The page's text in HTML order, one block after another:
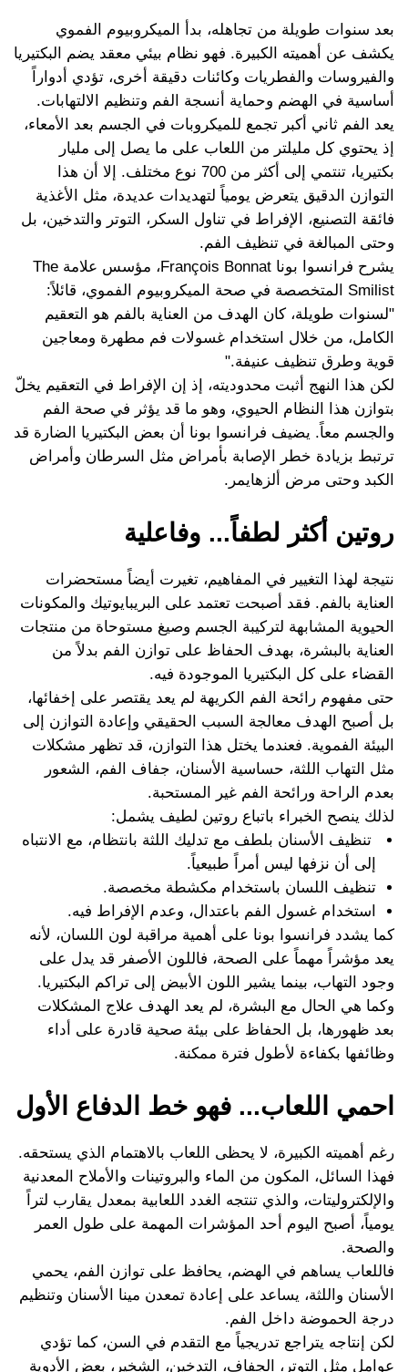
بعد سنوات طويلة من تجاهله، بدأ الميكروبيوم الفموي
يكشف عن أهميته الكبيرة. فهو نظام بيئي معقد يضم البكتيريا
والفيروسات والفطريات وكائنات دقيقة أخرى، تؤدي أدواراً
أساسية في الهضم وحماية أنسجة الفم وتنظيم الالتهابات.
يعد الفم ثاني أكبر تجمع للميكروبات في الجسم بعد الأمعاء،
إذ يحتوي كل مليلتر من اللعاب على ما يصل إلى مليار
بكتيريا، تنتمي إلى أكثر من 700 نوع مختلف. إلا أن هذا
التوازن الدقيق يتعرض يومياً لتهديدات عديدة، مثل الأغذية
فائقة التصنيع، الإفراط في تناول السكر، التوتر والتدخين، بل
وحتى المبالغة في تنظيف الفم.
يشرح فرانسوا بونا François Bonnat، مؤسس علامة The
Smilist المتخصصة في صحة الميكروبيوم الفموي، قائلاً:
"لسنوات طويلة، كان الهدف من العناية بالفم هو التعقيم
الكامل، من خلال استخدام غسولات فم مطهرة ومعاجين
قوية وطرق تنظيف عنيفة."
لكن هذا النهج أثبت محدوديته، إذ إن الإفراط في التعقيم يخلّ
بتوازن هذا النظام الحيوي، وهو ما قد يؤثر في صحة الفم
والجسم معاً. يضيف فرانسوا بونا أن بعض البكتيريا الضارة قد
ترتبط بزيادة خطر الإصابة بأمراض مثل السرطان وأمراض
الكبد وحتى مرض ألزهايمر.
روتين أكثر لطفاً... وفاعلية
نتيجة لهذا التغيير في المفاهيم، تغيرت أيضاً مستحضرات
العناية بالفم. فقد أصبحت تعتمد على البريبايوتيك والمكونات
الحيوية المشابهة لتركيبة الجسم وصيغ مستوحاة من منتجات
العناية بالبشرة، بهدف الحفاظ على توازن الفم بدلاً من
القضاء على كل البكتيريا الموجودة فيه.
حتى مفهوم رائحة الفم الكريهة لم يعد يقتصر على إخفائها،
بل أصبح الهدف معالجة السبب الحقيقي وإعادة التوازن إلى
البيئة الفموية. فعندما يختل هذا التوازن، قد تظهر مشكلات
مثل التهاب اللثة، حساسية الأسنان، جفاف الفم، الشعور
بعدم الراحة ورائحة الفم غير المستحبة.
لذلك ينصح الخبراء باتباع روتين لطيف يشمل:
تنظيف الأسنان بلطف مع تدليك اللثة بانتظام، مع الانتباه
إلى أن نزفها ليس أمراً طبيعياً.
تنظيف اللسان باستخدام مكشطة مخصصة.
استخدام غسول الفم باعتدال، وعدم الإفراط فيه.
كما يشدد فرانسوا بونا على أهمية مراقبة لون اللسان، لأنه
يعد مؤشراً مهماً على الصحة، فاللون الأصفر قد يدل على
وجود التهاب، بينما يشير اللون الأبيض إلى تراكم البكتيريا.
وكما هي الحال مع البشرة، لم يعد الهدف علاج المشكلات
بعد ظهورها، بل الحفاظ على بيئة صحية قادرة على أداء
وظائفها بكفاءة لأطول فترة ممكنة.
احمي اللعاب... فهو خط الدفاع الأول
رغم أهميته الكبيرة، لا يحظى اللعاب بالاهتمام الذي يستحقه.
فهذا السائل، المكون من الماء والبروتينات والأملاح المعدنية
والإلكتروليتات، والذي تنتجه الغدد اللعابية بمعدل يقارب لتراً
يومياً، أصبح اليوم أحد المؤشرات المهمة على طول العمر
والصحة.
فاللعاب يساهم في الهضم، يحافظ على توازن الفم، يحمي
الأسنان واللثة، يساعد على إعادة تمعدن مينا الأسنان وتنظيم
درجة الحموضة داخل الفم.
لكن إنتاجه يتراجع تدريجياً مع التقدم في السن، كما تؤدي
عوامل مثل التوتر، الجفاف، التدخين، الشخير، بعض الأدوية